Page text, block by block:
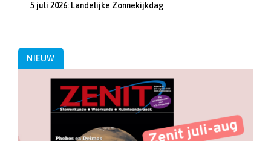
5 juli 2026: Landelijke Zonnekijkdag
NIEUW